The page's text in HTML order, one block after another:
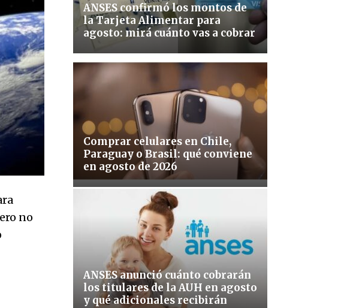
no
ANSES confirmó los montos de
la Tarjeta Alimentar para
agosto: mirá cuánto vas a cobrar
Comprar celulares en Chile,
Paraguay o Brasil: qué conviene
en agosto de 2026
ANSES anunció cuánto cobrarán
los titulares de la AUH en agosto
y qué adicionales recibirán